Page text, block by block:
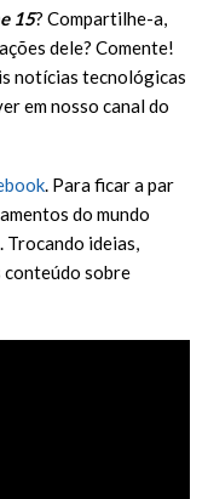
15? Compartilhe-a,
dele? Comente!
notícias tecnológicas
em nosso canal do
. Para ficar a par
do mundo
ideias,
conteúdo sobre